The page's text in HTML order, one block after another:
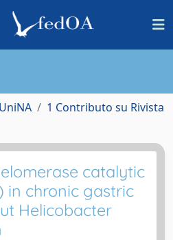
1 Contributo su Rivista
catalytic
in chronic gastric
Helicobacter